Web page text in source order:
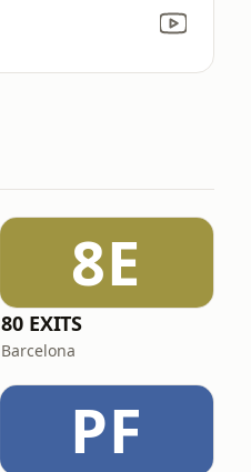
8E
80 EXITS
Barcelona
PF